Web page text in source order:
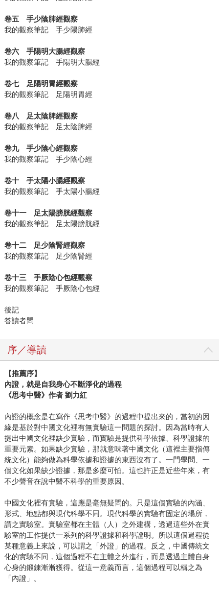
卷五 手少陰肺經觀察
我的觀察筆記 手少陽肺經
卷六 手陽明大腸經觀察
我的觀察筆記 手陽明大腸經
卷七 足陽明胃經觀察
我的觀察筆記 足陽明胃經
卷八 足太陰脾經觀察
我的觀察筆記 足太陰脾經
卷九 手少陰心經觀察
我的觀察筆記 手少陰心經
卷十 手太陽小腸經觀察
我的觀察筆記 手太陽小腸經
卷十一 足太陽膀胱經觀察
我的觀察筆記 足太陽膀胱經
卷十二 足少陰腎經觀察
我的觀察筆記 足少陰腎經
卷十三 手厥陰心包經觀察
我的觀察筆記 手厥陰心包經
後記
答讀者問
序／導讀
【推薦序】
內證，就是自我身心不斷淨化的過程
《思考中醫》作者 劉力紅
內證的概念是在寫作《思考中醫》的過程中提出來的，當初的因
緣是基於對中國文化裡有無實驗這一問題的探討。因為當時有人
提出中國文化裡缺少實驗，而實驗是提供科學依據、科學證據的
重要元素。如果缺少實驗，那就意味著中國文化（這裡主要指傳
統文化）能夠做為科學依據和證據的東西沒有了。一門學問、一
個文化如果缺少證據，那是多麼可怕。這也許正是近些年來，有
不少聲音在說中醫不科學的重要原因。
中國文化裡有實驗，這應是毫無疑問的。只是這個實驗的內涵、
形式、地點都與現代科學不同。現代科學的實驗有固定的場所，
謂之實驗室。實驗室都在主體（人）之外建構，透過這些外在實
驗室的工作提供一系列的科學證據和科學證明。所以這個過程從
某種意義上來說，可以謂之「外證」的過程。反之，中國傳統文
化的實驗不同，這個過程不在主體之外進行，而是透過主體自身
心身的鍛鍊漸漸獲得。從這一意義而言，這個過程可以稱之為
「內證」。